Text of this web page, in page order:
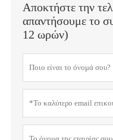
Αποκτήστε την
απαντήσουμε το
12 ωρών)